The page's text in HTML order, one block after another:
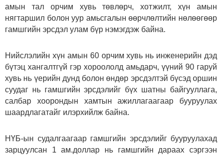
амын тал орчим хувь төвлөрч, хотжилт, хүн амын
нягтаршил болон уур амьсгалын өөрчлөлтийн нөлөөгөөр
гамшгийн эрсдэл улам бүр нэмэгдэж байна.
Нийслэлийн хүн амын 60 орчим хувь нь инженерийн дэд
бүтэц хангалтгүй гэр хороололд амьдарч, үүний 90 гаруй
хувь нь үерийн дунд болон өндөр эрсдэлтэй бүсэд оршин
суудаг нь гамшгийн эрсдэлийг бүх шатны байгууллага,
салбар хоорондын хамтын ажиллагаагаар бууруулах
шаардлагатайг илэрхийлж байна.
НҮБ-ын судалгаагаар гамшгийн эрсдэлийг бууруулахад
зарцуулсан 1 ам.доллар нь гамшгийн дараах сэргээн